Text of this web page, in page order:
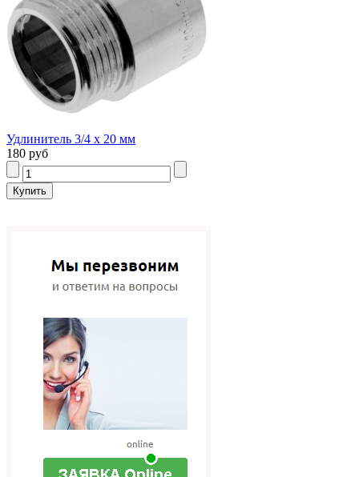
Удлинитель 3/4 х 20 мм
180 руб